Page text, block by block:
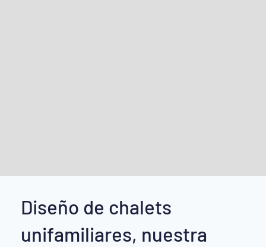
Diseño de chalets
unifamiliares, nuestra